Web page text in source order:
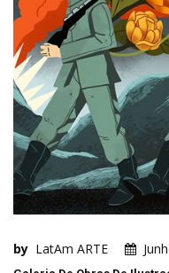
by LatAm ARTE